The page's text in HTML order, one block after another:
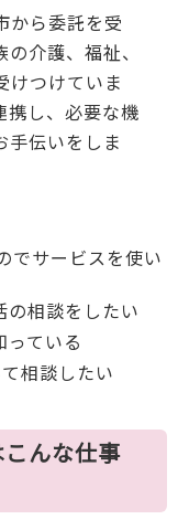
から委託を受
介護、福祉、
けつけていま
携し、必要な機
手伝いをしま
でサービスを使い
の相談をしたい
ている
相談したい
んな仕事